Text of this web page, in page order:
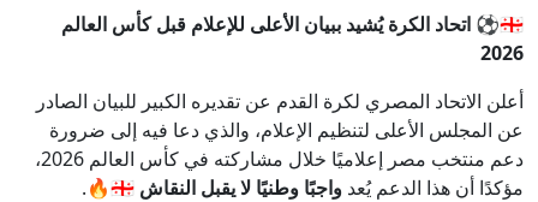
🇪🇬⚽
اتحاد الكرة يُشيد ببيان الأعلى للإعلام قبل كأس العالم
2026
أعلن الاتحاد المصري لكرة القدم عن تقديره الكبير للبيان الصادر
عن المجلس الأعلى لتنظيم الإعلام، والذي دعا فيه إلى ضرورة
دعم منتخب مصر إعلاميًا خلال مشاركته في كأس العالم 2026،
مؤكدًا أن هذا الدعم يُعد واجبًا وطنيًا لا يقبل النقاش